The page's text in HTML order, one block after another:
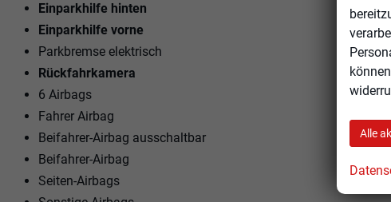
Einparkhilfe hinten
Einparkhilfe vorne
Parkbremse elektrisch
Rückfahrkamera
6 Airbags
Fahrer Airbag
Beifahrer-Airbag ausschaltbar
Beifahrer-Airbag
Seiten-Airbags
Alle